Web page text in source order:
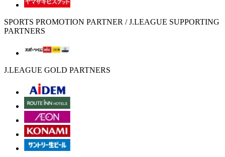
SPORTS PROMOTION PARTNER / J.LEAGUE SUPPORTING
PARTNERS
J.LEAGUE GOLD PARTNERS